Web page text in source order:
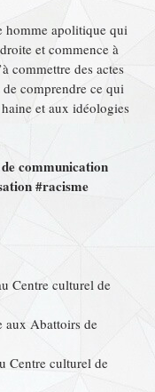
homme apolitique qui
et commence à
commettre des actes
de comprendre ce qui
et aux idéologies
communication
#racisme
Centre culturel de
aux Abattoirs de
Centre culturel de